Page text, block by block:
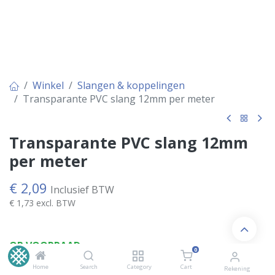
Home Search Category
0
Cart Rekening
Winkel
Slangen & koppelingen
Transparante PVC slang 12mm per meter
Transparante PVC slang 12mm
per meter
€ 2,09 Inclusief BTW
€ 1,73 excl. BTW
OP VOORRAAD